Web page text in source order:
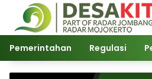
Langsung
konten
Pemerintahan Regulasi